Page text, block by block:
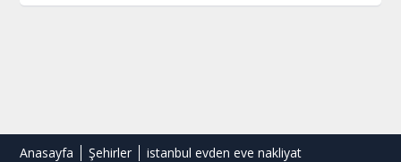
Anasayfa Şehirler istanbul evden eve nakliyat